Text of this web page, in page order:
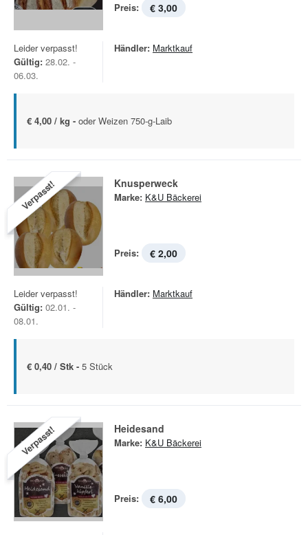
Preis: € 3,00
Leider verpasst!
Gültig: 28.02. -
06.03.
Händler: Marktkauf
€ 4,00 / kg - oder Weizen 750-g-Laib
Verpasst! Knusperweck
Marke: K&U Bäckerei
Preis: € 2,00
Leider verpasst!
Gültig: 02.01. -
08.01.
Händler: Marktkauf
€ 0,40 / Stk - 5 Stück
Verpasst! Heidesand
Marke: K&U Bäckerei
Preis: € 6,00